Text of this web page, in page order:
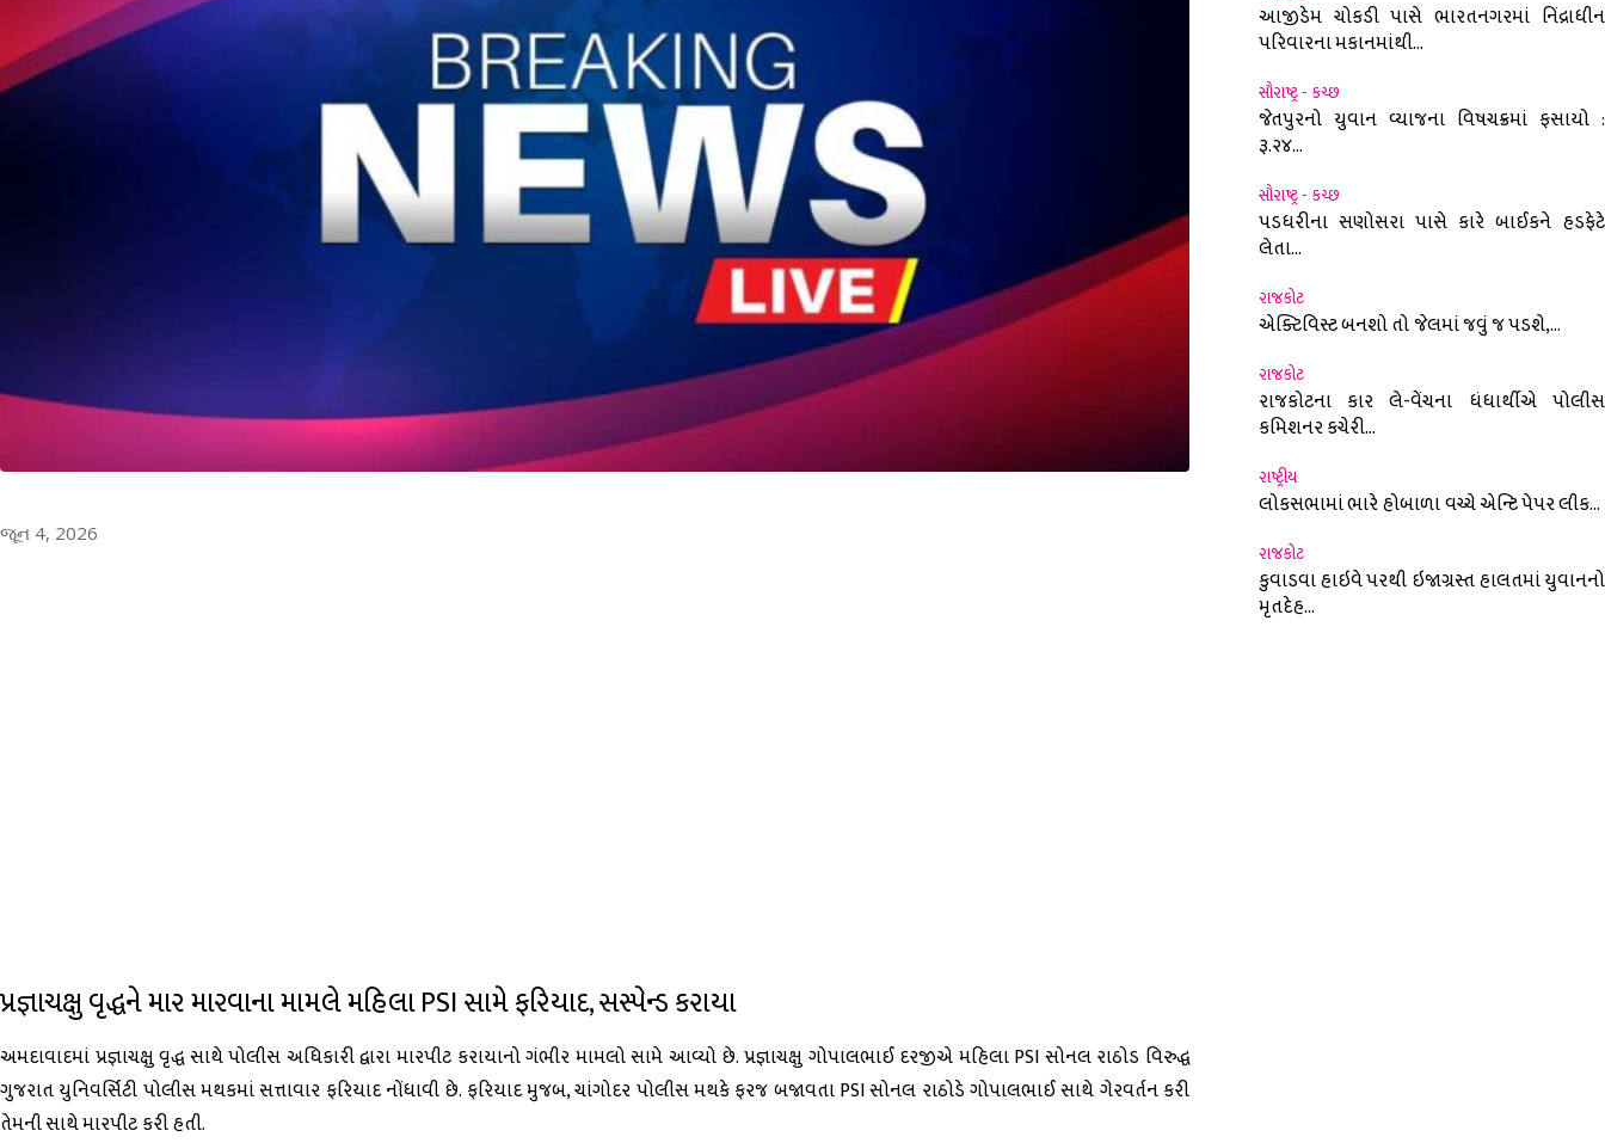
જૂન 4, 2026
પ્રજ્ઞાચક્ષુ વૃદ્ધને માર મારવાના મામલે મહિલા PSI સામે ફરિયાદ, સસ્પેન્ડ કરાયા
અમદાવાદમાં પ્રજ્ઞાચક્ષુ વૃદ્ધ સાથે પોલીસ અધિકારી દ્વારા મારપીટ કરાયાનો ગંભીર મામલો સામે આવ્યો છે. પ્રજ્ઞાચક્ષુ ગોપાલભાઈ દરજીએ મહિલા PSI સોનલ રાઠોડ વિરુદ્ધ
ગુજરાત યુનિવર્સિટી પોલીસ મથકમાં સત્તાવાર ફરિયાદ નોંધાવી છે. ફરિયાદ મુજબ, ચાંગોદર પોલીસ મથકે ફરજ બજાવતા PSI સોનલ રાઠોડે ગોપાલભાઈ સાથે ગેરવર્તન કરી
તેમની સાથે મારપીટ કરી હતી.
આજીડેમ ચોકડી પાસે ભારતનગરમાં નિંદ્રાધીન
પરિવારના મકાનમાંથી...
સૌરાષ્ટ્ર - કચ્છ
જેતપુરનો યુવાન વ્યાજના વિષચક્રમાં ફસાયો :
રૂ.૨૪...
સૌરાષ્ટ્ર - કચ્છ
પડધરીના સણોસરા પાસે કારે બાઈકને હડફેટે
લેતા...
રાજકોટ
એક્ટિવિસ્ટ બનશો તો જેલમાં જવું જ પડશે,...
રાજકોટ
રાજકોટના કાર લે-વેંચના ધંધાર્થીએ પોલીસ
કમિશનર કચેરી...
રાષ્ટ્રીય
લોકસભામાં ભારે હોબાળા વચ્ચે એન્ટિ પેપર લીક...
રાજકોટ
કુવાડવા હાઇવે પરથી ઇજાગ્રસ્ત હાલતમાં યુવાનનો
મૃતદેહ...